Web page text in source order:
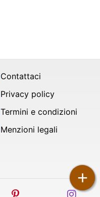
+
Contattaci
Privacy policy
Termini e condizioni
Menzioni legali
pinterest